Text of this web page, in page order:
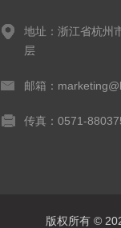
地址：浙江省杭州
层
邮箱：
传真：0571-
版权所有 ©